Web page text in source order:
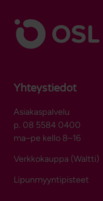
Yhteystiedot
Asiakaspalvelu
p. 08 5584 0400
ma–pe kello 8–16
Verkkokauppa (Waltti)
Lipunmyyntipisteet